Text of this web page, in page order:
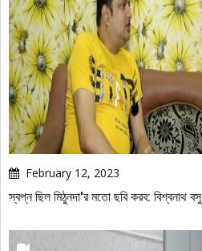
February 12, 2023
স্বপ্ন ছিল মিঠুনদা'র মতো ছবি করব: বিশ্বনাথ বসু